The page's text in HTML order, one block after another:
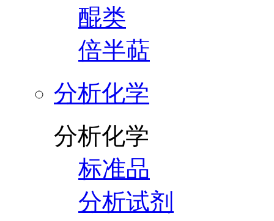
醌类
倍半萜
分析化学
分析化学
标准品
分析试剂